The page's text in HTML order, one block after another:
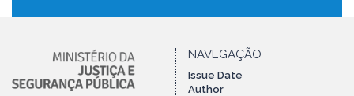
NAVEGAÇÃO
Issue Date
Author